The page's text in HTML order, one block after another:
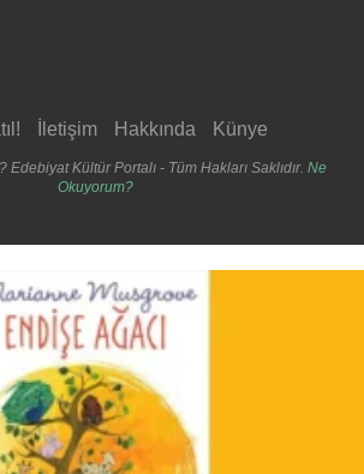
İletişim Hakkında Künye
Kültür Portalı - Tüm Hakları Saklıdır. Ne
Okuyorum?